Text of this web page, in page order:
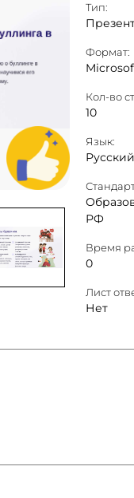
Тип:
Формат:
Кол-во
10
Язык:
Русский
РФ
Время
0
Лист
Нет